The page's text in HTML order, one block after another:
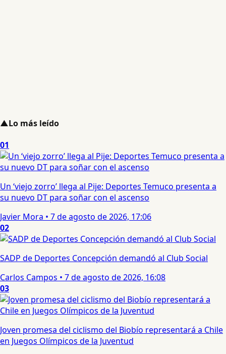
▲Lo más leído
01
Un ‘viejo zorro’ llega al Pije: Deportes Temuco presenta a
su nuevo DT para soñar con el ascenso
Javier Mora • 7 de agosto de 2026, 17:06
02
SADP de Deportes Concepción demandó al Club Social
Carlos Campos • 7 de agosto de 2026, 16:08
03
Joven promesa del ciclismo del Biobío representará a Chile
en Juegos Olímpicos de la Juventud